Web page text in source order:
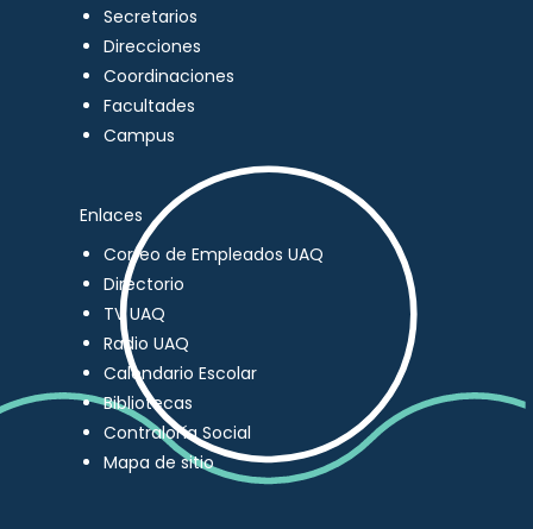
Secretarios
Direcciones
Coordinaciones
Facultades
Campus
Enlaces
Correo de Empleados UAQ
Directorio
TV UAQ
Radio UAQ
Calendario Escolar
Bibliotecas
Contraloría Social
Mapa de sitio